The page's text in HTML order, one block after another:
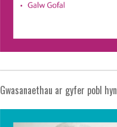
Gwasanaethau ar gyfer pobl hyn